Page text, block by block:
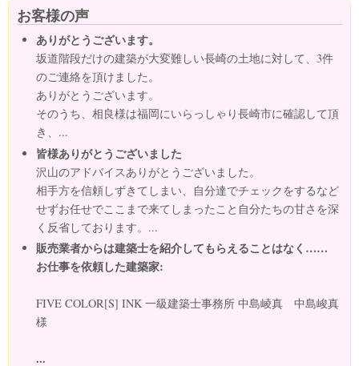
お客様の声
ありがとうございます。
坂道階段だけの建築が大変難しい長崎の土地に対して、3件
のご連絡を頂けました。
ありがとうございます。
そのうち、相良様は福岡にいらっしゃり長崎市に確認して頂
き、...
皆様ありがとうございました
沢山のアドバイスありがとうございました。
相手方を信頼しずきてしまい、自分達でチェックをするなど
せずお任せでここまで来てしまったこと自分たちの甘さを深
く反省しております。...
販売業者からは建築士を紹介してもらえることはなく……
お仕事を依頼した建築家:
FIVE COLOR[S] INK 一級建築士事務所 中島崚真 中島峻真
様
...